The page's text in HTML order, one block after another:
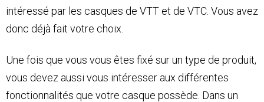
intéressé par les casques de VTT et de VTC. Vous avez
donc déjà fait votre choix.
Une fois que vous vous êtes fixé sur un type de produit,
vous devez aussi vous intéresser aux différentes
fonctionnalités que votre casque possède. Dans un